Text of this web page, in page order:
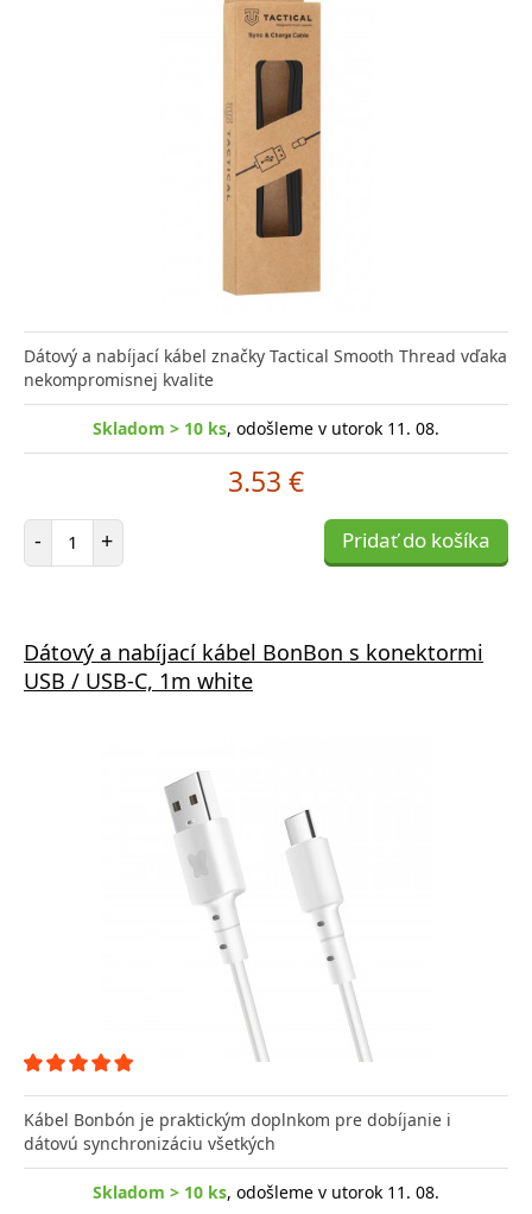
Dátový a nabíjací kábel značky Tactical Smooth Thread vďaka
nekompromisnej kvalite
Skladom > 10 ks, odošleme v utorok 11. 08.
3.53 €
- Počet položiek
+ Pridať do košíka
Dátový a nabíjací kábel BonBon s konektormi
USB / USB-C, 1m white
Kábel Bonbón je praktickým doplnkom pre dobíjanie i
dátovú synchronizáciu všetkých
Skladom > 10 ks, odošleme v utorok 11. 08.